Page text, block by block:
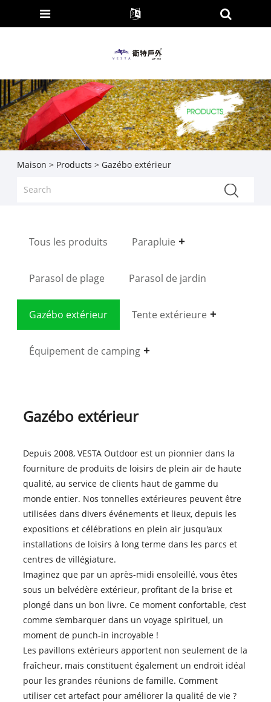
Maison > Products > Gazébo extérieur
Tous les produits Parapluie
Parasol de plage Parasol de jardin
Gazébo extérieur Tente extérieure
Équipement de camping
Gazébo extérieur
Depuis 2008, VESTA Outdoor est un pionnier dans la
fourniture de produits de loisirs de plein air de haute
qualité, au service de clients haut de gamme du
monde entier. Nos tonnelles extérieures peuvent être
utilisées dans divers événements et lieux, depuis les
expositions et célébrations en plein air jusqu'aux
installations de loisirs à long terme dans les parcs et
centres de villégiature.
Imaginez que par un après-midi ensoleillé, vous êtes
sous un belvédère extérieur, profitant de la brise et
plongé dans un bon livre. Ce moment confortable, c’est
comme s’embarquer dans un voyage spirituel, un
moment de punch-in incroyable !
Les pavillons extérieurs apportent non seulement de la
fraîcheur, mais constituent également un endroit idéal
pour les grandes réunions de famille. Comment
utiliser cet artefact pour améliorer la qualité de vie ?